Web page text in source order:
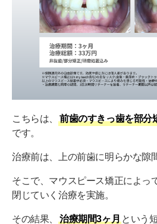
こちらは、
前歯のすきっ歯を部分
です。
治療前は、上の前歯に明らかな隙
そこで、マウスピース矯正によっ
閉じていく治療を実施。
その結果、 治療期間3ヶ月 という